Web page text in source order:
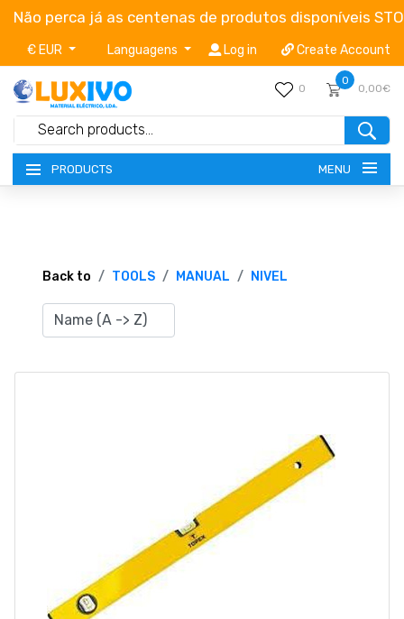
Não perca já as centenas de produtos disponíveis
€ EUR Languagens Log in Create Account
0
0
0,00€
PRODUCTS MENU
TERMS OF SERVICE
CATALOGUES
Back to TOOLS MANUAL NIVEL